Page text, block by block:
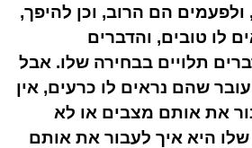
הם הרוב, וכן להיפך,
לו טובים, והדברים
תלויים בבחירה שלו. אבל
שהם נראים לו כרעים, אין
את אותם מצבים או לא
היא איך לעבור את אותם